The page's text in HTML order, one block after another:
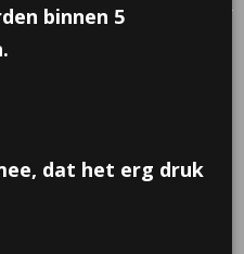
binnen 5
dat het erg druk